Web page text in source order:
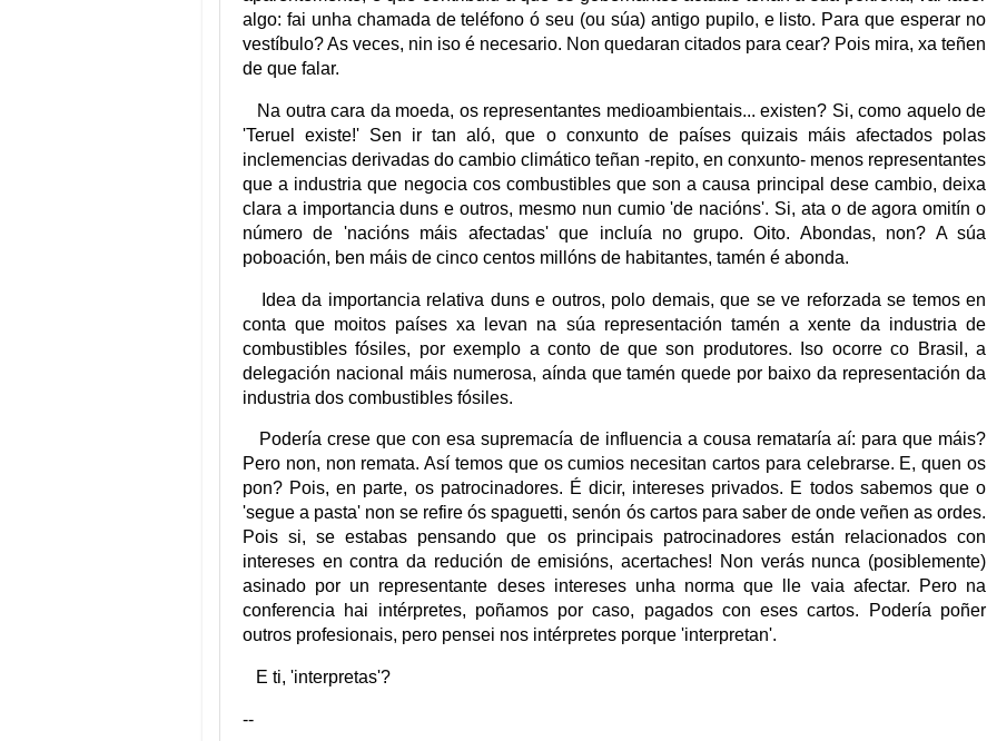
algo: fai unha chamada de teléfono ó seu (ou súa) antigo pupilo, e listo. Para que esperar no
vestíbulo? As veces, nin iso é necesario. Non quedaran citados para cear? Pois mira, xa teñen
de que falar.
Na outra cara da moeda, os representantes medioambientais... existen? Si, como aquelo de
'Teruel existe!' Sen ir tan aló, que o conxunto de países quizais máis afectados polas
inclemencias derivadas do cambio climático teñan -repito, en conxunto- menos representantes
que a industria que negocia cos combustibles que son a causa principal dese cambio, deixa
clara a importancia duns e outros, mesmo nun cumio 'de nacións'. Si, ata o de agora omitín o
número de 'nacións máis afectadas' que incluía no grupo. Oito. Abondas, non? A súa
poboación, ben máis de cinco centos millóns de habitantes, tamén é abonda.
Idea da importancia relativa duns e outros, polo demais, que se ve reforzada se temos en
conta que moitos países xa levan na súa representación tamén a xente da industria de
combustibles fósiles, por exemplo a conto de que son produtores. Iso ocorre co Brasil, a
delegación nacional máis numerosa, aínda que tamén quede por baixo da representación da
industria dos combustibles fósiles.
Podería crese que con esa supremacía de influencia a cousa remataría aí: para que máis?
Pero non, non remata. Así temos que os cumios necesitan cartos para celebrarse. E, quen os
pon? Pois, en parte, os patrocinadores. É dicir, intereses privados. E todos sabemos que o
'segue a pasta' non se refire ós spaguetti, senón ós cartos para saber de onde veñen as ordes.
Pois si, se estabas pensando que os principais patrocinadores están relacionados con
intereses en contra da redución de emisións, acertaches! Non verás nunca (posiblemente)
asinado por un representante deses intereses unha norma que lle vaia afectar. Pero na
conferencia hai intérpretes, poñamos por caso, pagados con eses cartos. Podería poñer
outros profesionais, pero pensei nos intérpretes porque 'interpretan'.
E ti, 'interpretas'?
--